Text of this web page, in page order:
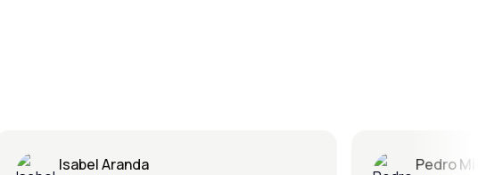
Isabel Aranda Pedro